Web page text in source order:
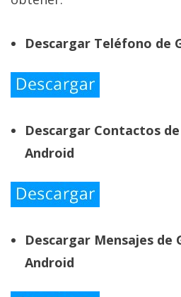
Descargar Teléfono de
Descargar Contactos
Android
Descargar Mensajes de
Android